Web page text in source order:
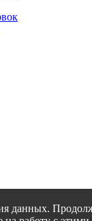
данных.